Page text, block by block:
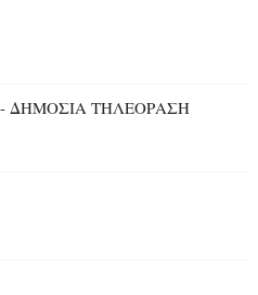
- ΔΗΜΟΣΙΑ ΤΗΛΕΟΡΑΣΗ